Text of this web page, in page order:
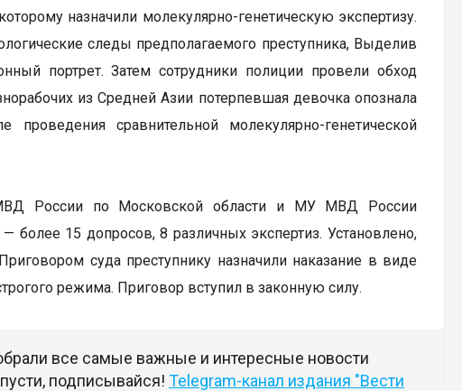
назначили молекулярно-генетическую экспертизу.
следы предполагаемого преступника, Выделив
портрет. Затем сотрудники полиции провели обход
из Средней Азии потерпевшая девочка опознала
сравнительной молекулярно-генетической
России по Московской области и МУ МВД России
15 допросов, 8 различных экспертиз. Установлено,
суда преступнику назначили наказание в виде
режима. Приговор вступил в законную силу.
все самые важные и интересные новости
подписывайся! Telegram-канал издания "Вести